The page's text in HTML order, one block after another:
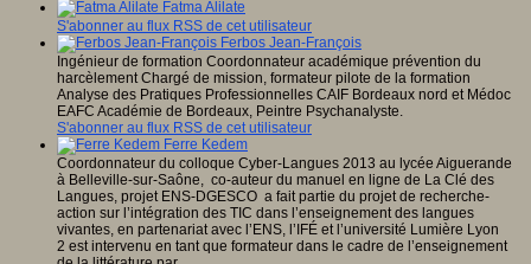
Fatma Alilate
S'abonner au flux RSS de cet utilisateur
Ferbos Jean-François
Ingénieur de formation Coordonnateur académique prévention du
harcèlement Chargé de mission, formateur pilote de la formation
Analyse des Pratiques Professionnelles CAIF Bordeaux nord et Médoc
EAFC Académie de Bordeaux, Peintre Psychanalyste.
S'abonner au flux RSS de cet utilisateur
Ferre Kedem
Coordonnateur du colloque Cyber-Langues 2013 au lycée Aiguerande
à Belleville-sur-Saône, co-auteur du manuel en ligne de La Clé des
Langues, projet ENS-DGESCO a fait partie du projet de recherche-
action sur l’intégration des TIC dans l’enseignement des langues
vivantes, en partenariat avec l’ENS, l’IFÉ et l’université Lumière Lyon
2 est intervenu en tant que formateur dans le cadre de l’enseignement